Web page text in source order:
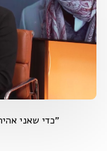
"כדי שאני